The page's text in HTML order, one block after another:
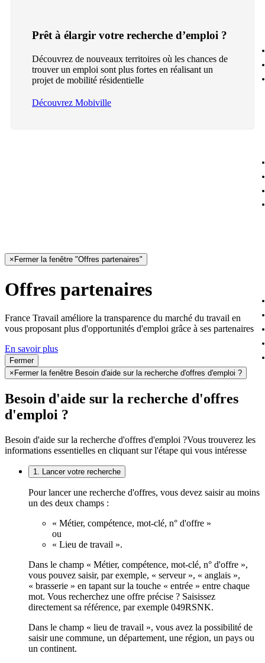
Prêt à élargir votre recherche d’emploi ?
Découvrez de nouveaux territoires où les chances de
trouver un emploi sont plus fortes en réalisant un
projet de mobilité résidentielle
Découvrez Mobiville
× Fermer la fenêtre "Offres partenaires"
Offres partenaires
France Travail améliore la transparence du marché du travail en
vous proposant plus d'opportunités d'emploi grâce à ses partenaires
En savoir plus
Fermer
× Fermer la fenêtre Besoin d'aide sur la recherche d'offres d'emploi ?
Besoin d'aide sur la recherche d'offres
d'emploi ?
Besoin d'aide sur la recherche d'offres d'emploi ?Vous trouverez les
informations essentielles en cliquant sur l'étape qui vous intéresse
1. Lancer votre recherche
Pour lancer une recherche d'offres, vous devez saisir au moins
un des deux champs :
« Métier, compétence, mot-clé, n° d'offre »
ou
« Lieu de travail ».
Dans le champ « Métier, compétence, mot-clé, n° d'offre »,
vous pouvez saisir, par exemple, « serveur », « anglais »,
« brasserie » en tapant sur la touche « entrée » entre chaque
mot. Vous recherchez une offre précise ? Saisissez
directement sa référence, par exemple 049RSNK.
Dans le champ « lieu de travail », vous avez la possibilité de
saisir une commune, un département, une région, un pays ou
un continent.